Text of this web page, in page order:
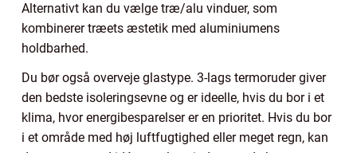
Alternativt kan du vælge træ/alu vinduer, som
kombinerer træets æstetik med aluminiumens
holdbarhed.
Du bør også overveje glastype. 3-lags termoruder giver
den bedste isoleringsevne og er ideelle, hvis du bor i et
klima, hvor energibesparelser er en prioritet. Hvis du bor
i et område med høj luftfugtighed eller meget regn, kan